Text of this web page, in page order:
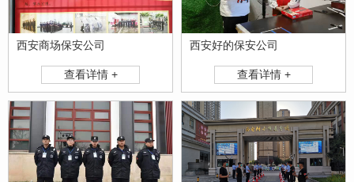
西安商场保安公司
查看详情 +
西安好的保安公司
查看详情 +